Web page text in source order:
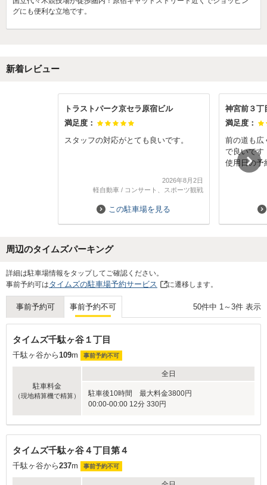
グにも便利な立地です。
新着レビュー
トラストパーク京セラ原宿ビル
満足度：
スタッフの対応がとても良いです。
2026年8月2日
軽自動車/ コンサート、スポーツ観戦
この駐車場を見る
神宮前３丁
満足度：
前の道も広
で良いです
使用日の予
い時間駐
周辺のタイムズパーキング
詳細は駐車場情報をタップしてご確認ください。
事前予約可はタイムズの駐車場予約サービス に遷移します。
事前予約可 事前予約不可 50件中 1 ～ 3件 表示
タイムズ千駄ヶ谷１丁目
千駄ヶ谷から109m 事前予約不可
駐車料金
（現地精算機で精算）
全日
駐車後10時間 最大料金3800円
00:00-00:00 12分 330円
タイムズ千駄ヶ谷４丁目第４
千駄ヶ谷から237m 事前予約不可